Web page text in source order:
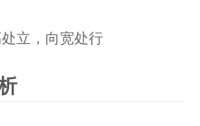
立，向宽处行